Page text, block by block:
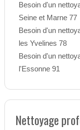
Besoin d'un
Seine et Marne 77
Besoin d'un
les Yvelines 78
Besoin d'un
l'Essonne 91
Nettoyage